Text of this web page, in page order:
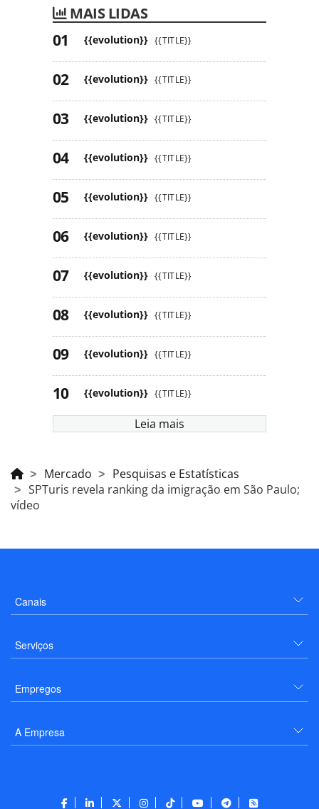
MAIS LIDAS
{{evolution}} {{TITLE}}
{{evolution}} {{TITLE}}
{{evolution}} {{TITLE}}
{{evolution}} {{TITLE}}
{{evolution}} {{TITLE}}
{{evolution}} {{TITLE}}
{{evolution}} {{TITLE}}
{{evolution}} {{TITLE}}
{{evolution}} {{TITLE}}
{{evolution}} {{TITLE}}
Leia mais
Mercado
Pesquisas e Estatísticas
SPTuris revela ranking da imigração em São Paulo;
vídeo
Canais
Serviços
Empregos
A Empresa